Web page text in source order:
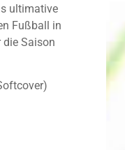
ultimative
Fußball in
die Saison